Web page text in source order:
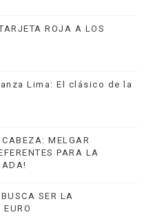
ROJA A LOS
Lima: El clásico de la
MELGAR
PARA LA
SER LA